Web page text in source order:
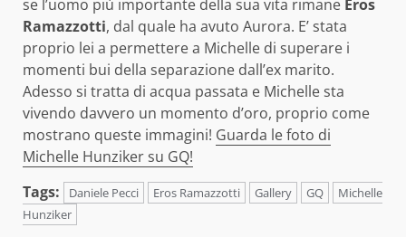
se l’uomo più importante della sua vita rimane Eros
Ramazzotti, dal quale ha avuto Aurora. E’ stata
proprio lei a permettere a Michelle di superare i
momenti bui della separazione dall’ex marito.
Adesso si tratta di acqua passata e Michelle sta
vivendo davvero un momento d’oro, proprio come
mostrano queste immagini! Guarda le foto di
Michelle Hunziker su GQ!
Tags:
Daniele Pecci Eros Ramazzotti Gallery GQ
Michelle
Hunziker